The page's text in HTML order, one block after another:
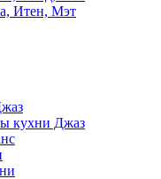
Итен, Мэт
кухни Джаз